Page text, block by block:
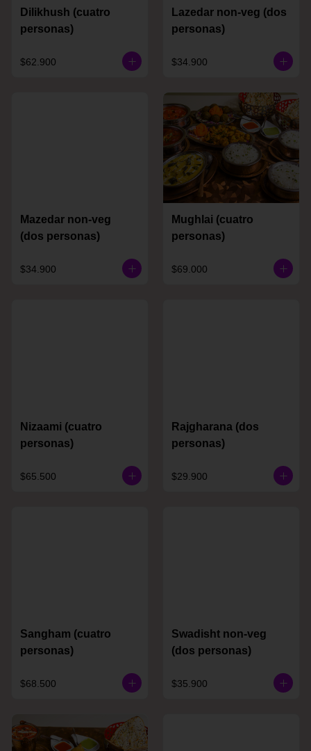
Dilikhush (cuatro
personas)
$62.900
Lazedar non-veg (dos
personas)
$34.900
Mazedar non-veg
(dos personas)
$34.900
Mughlai (cuatro
personas)
$69.000
Nizaami (cuatro
personas)
$65.500
Rajgharana (dos
personas)
$29.900
Sangham (cuatro
personas)
$68.500
Swadisht non-veg
(dos personas)
$35.900